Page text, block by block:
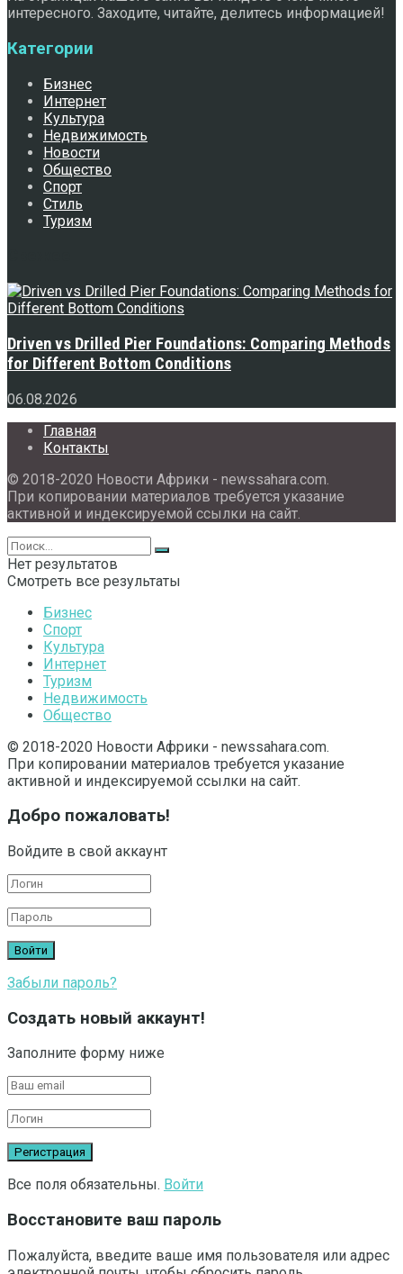
интересного. Заходите, читайте, делитесь информацией!
Категории
Бизнес
Интернет
Культура
Недвижимость
Новости
Общество
Спорт
Стиль
Туризм
Driven vs Drilled Pier Foundations: Comparing Methods
for Different Bottom Conditions
06.08.2026
Главная
Контакты
© 2018-2020 Новости Африки - newssahara.com.
При копировании материалов требуется указание
активной и индексируемой ссылки на сайт.
Нет результатов
Смотреть все результаты
Бизнес
Спорт
Культура
Интернет
Туризм
Недвижимость
Общество
© 2018-2020 Новости Африки - newssahara.com.
При копировании материалов требуется указание
активной и индексируемой ссылки на сайт.
Добро пожаловать!
Войдите в свой аккаунт
Забыли пароль?
Создать новый аккаунт!
Заполните форму ниже
Все поля обязательны. Войти
Восстановите ваш пароль
Пожалуйста, введите ваше имя пользователя или адрес